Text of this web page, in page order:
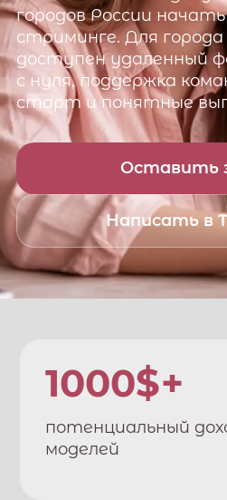
городов России
стриминге. Для города
доступен удаленный
с нуля, поддержка
старт и понятные
Оставить
Написать в
1000$+
потенциальный
моделей